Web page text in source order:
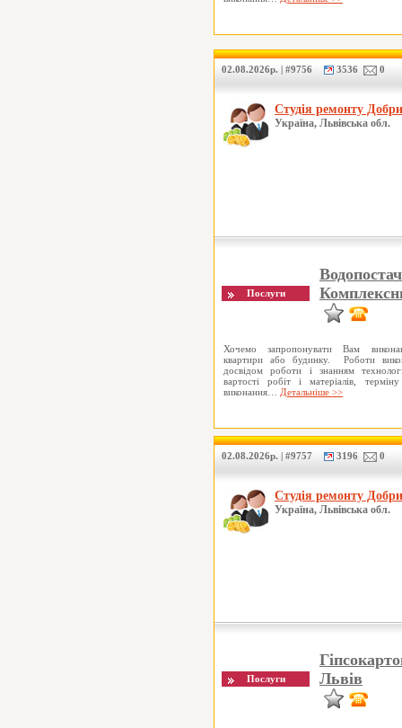
02.08.2026р. | #9756 3536 0
Студія ремонту
Україна, Львівська обл.
Хочемо запропонувати Вам
квартири або будинку. Роботи
досвідом роботи і знанням
вартості робіт і матеріалів,
виконання… Детальніше >>
02.08.2026р. | #9757 3196 0
Студія ремонту
Україна, Львівська обл.
Львів